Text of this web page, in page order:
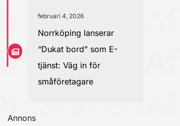
februari 4, 2026
Norrköping lanserar
“Dukat bord” som E-
tjänst: Väg in för
småföretagare
Annons